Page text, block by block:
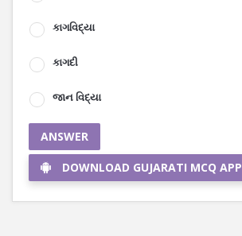
કાગવિદ્યા
કાગદી
જાન વિદ્યા
ANSWER
DOWNLOAD GUJARATI MCQ APP